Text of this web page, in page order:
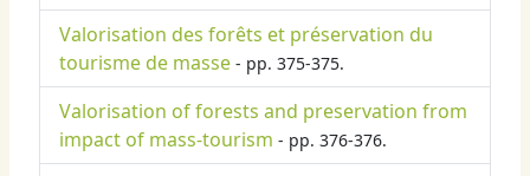
Valorisation des forêts et préservation du
tourisme de masse - pp. 375-375.
Valorisation of forests and preservation from
impact of mass-tourism - pp. 376-376.